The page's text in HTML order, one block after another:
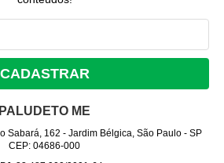
CADASTRAR
PALUDETO ME
Sabará, 162 - Jardim Bélgica, São Paulo- SP
CEP: 04686-000